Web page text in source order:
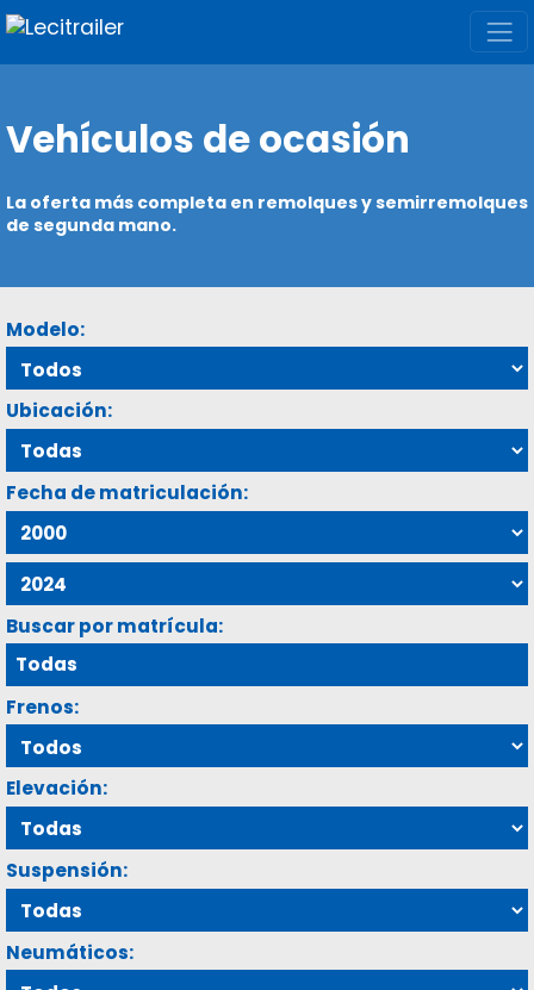
Vehículos de ocasión
La oferta más completa en remolques y semirremolques
de segunda mano.
Modelo:
Ubicación:
Fecha de matriculación:
Buscar por matrícula:
Frenos:
Elevación:
Suspensión:
Neumáticos: